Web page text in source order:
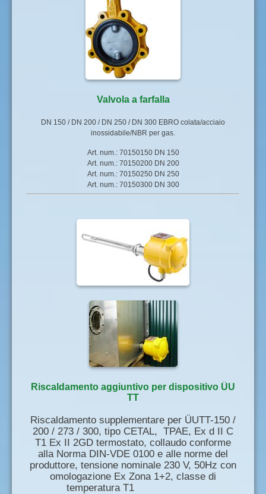
Valvola a farfalla
DN 150 / DN 200 / DN 250 / DN 300 EBRO colata/acciaio
inossidabile/NBR per gas.
Art. num.: 70150150 DN 150
Art. num.: 70150200 DN 200
Art. num.: 70150250 DN 250
Art. num.: 70150300 DN 300
Riscaldamento aggiuntivo per dispositivo ÜU
TT
Riscaldamento supplementare per ÜUTT-150 /
200 / 273 / 300, tipo CETAL, TPAE, Ex d II C
T1 Ex II 2GD termostato, collaudo conforme
alla Norma DIN-VDE 0100 e alle norme del
produttore, tensione nominale 230 V, 50Hz con
omologazione Ex Zona 1+2, classe di
temperatura T1